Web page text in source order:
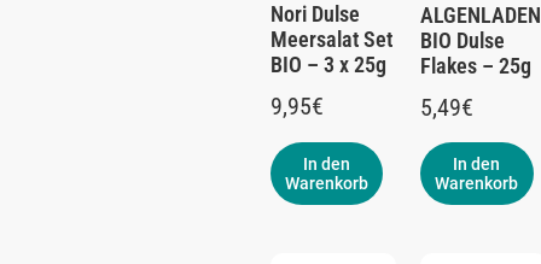
Nori Dulse
Meersalat Set
BIO – 3 x 25g
9,95€
In den
Warenkorb
ALGENLADEN
BIO Dulse
Flakes – 25g
5,49€
In den
Warenkorb